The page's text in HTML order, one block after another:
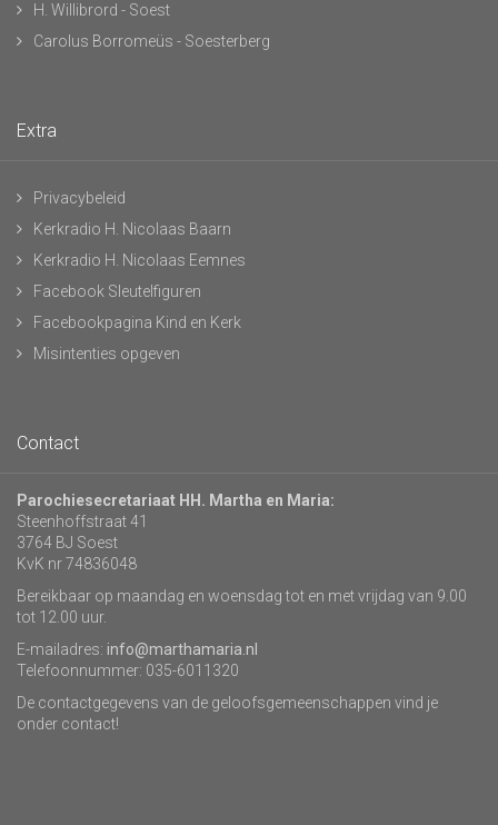
H. Willibrord - Soest
Carolus Borromeüs - Soesterberg
Extra
Privacybeleid
Kerkradio H. Nicolaas Baarn
Kerkradio H. Nicolaas Eemnes
Facebook Sleutelfiguren
Facebookpagina Kind en Kerk
Misintenties opgeven
Contact
Parochiesecretariaat HH. Martha en Maria:
Steenhoffstraat 41
3764 BJ Soest
KvK nr 74836048
Bereikbaar op maandag en woensdag tot en met vrijdag van 9.00
tot 12.00 uur.
E-mailadres: info@marthamaria.nl
Telefoonnummer: 035-6011320
De contactgegevens van de geloofsgemeenschappen vind je
onder contact!